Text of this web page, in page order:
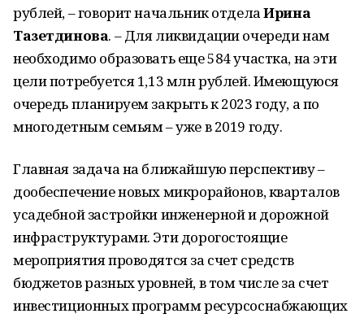
рублей, – говорит начальник отделаИрина
Тазетдинова. – Для ликвидации очереди нам
необходимо образовать еще 584 участка, на эти
цели потребуется 1,13 млн рублей. Имеющуюся
очередь планируем закрыть к 2023 году, а по
многодетным семьям – уже в 2019 году.
Главная задача на ближайшую перспективу –
дообеспечение новых микрорайонов, кварталов
усадебной застройки инженерной и дорожной
инфраструктурами. Эти дорогостоящие
мероприятия проводятся за счет средств
бюджетов разных уровней, в том числе за счет
инвестиционных программ ресурсоснабжающих